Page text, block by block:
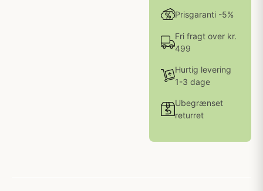
Prisgaranti -5%
Fri fragt over kr.
499
Hurtig levering
1-3 dage
Ubegrænset
returret